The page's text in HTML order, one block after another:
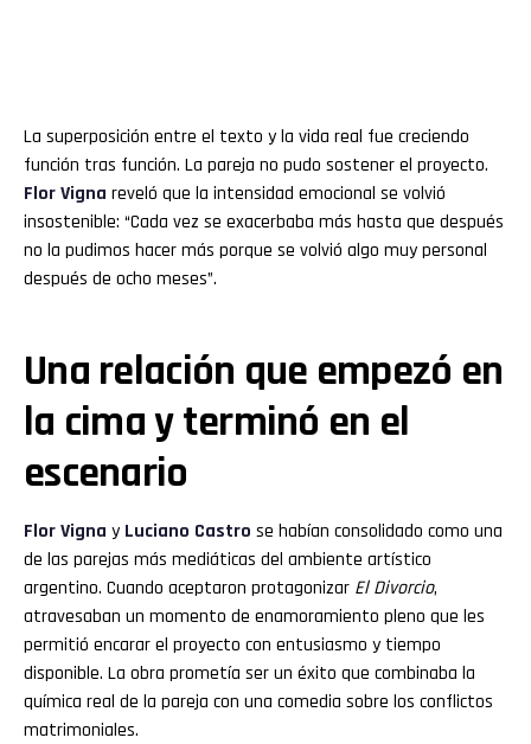
La superposición entre el texto y la vida real fue creciendo
función tras función. La pareja no pudo sostener el proyecto.
FlorVigna reveló que la intensidad emocional se volvió
insostenible: “Cada vez se exacerbaba más hasta que después
no la pudimos hacer más porque se volvió algo muy personal
después de ocho meses”.
Una relación que empezó en
la cima y terminó en el
escenario
FlorVigna y Luciano Castro se habían consolidado como una
de las parejas más mediáticas del ambiente artístico
argentino. Cuando aceptaron protagonizar El Divorcio,
atravesaban un momento de enamoramiento pleno que les
permitió encarar el proyecto con entusiasmo y tiempo
disponible. La obra prometía ser un éxito que combinaba la
química real de la pareja con una comedia sobre los conflictos
matrimoniales.